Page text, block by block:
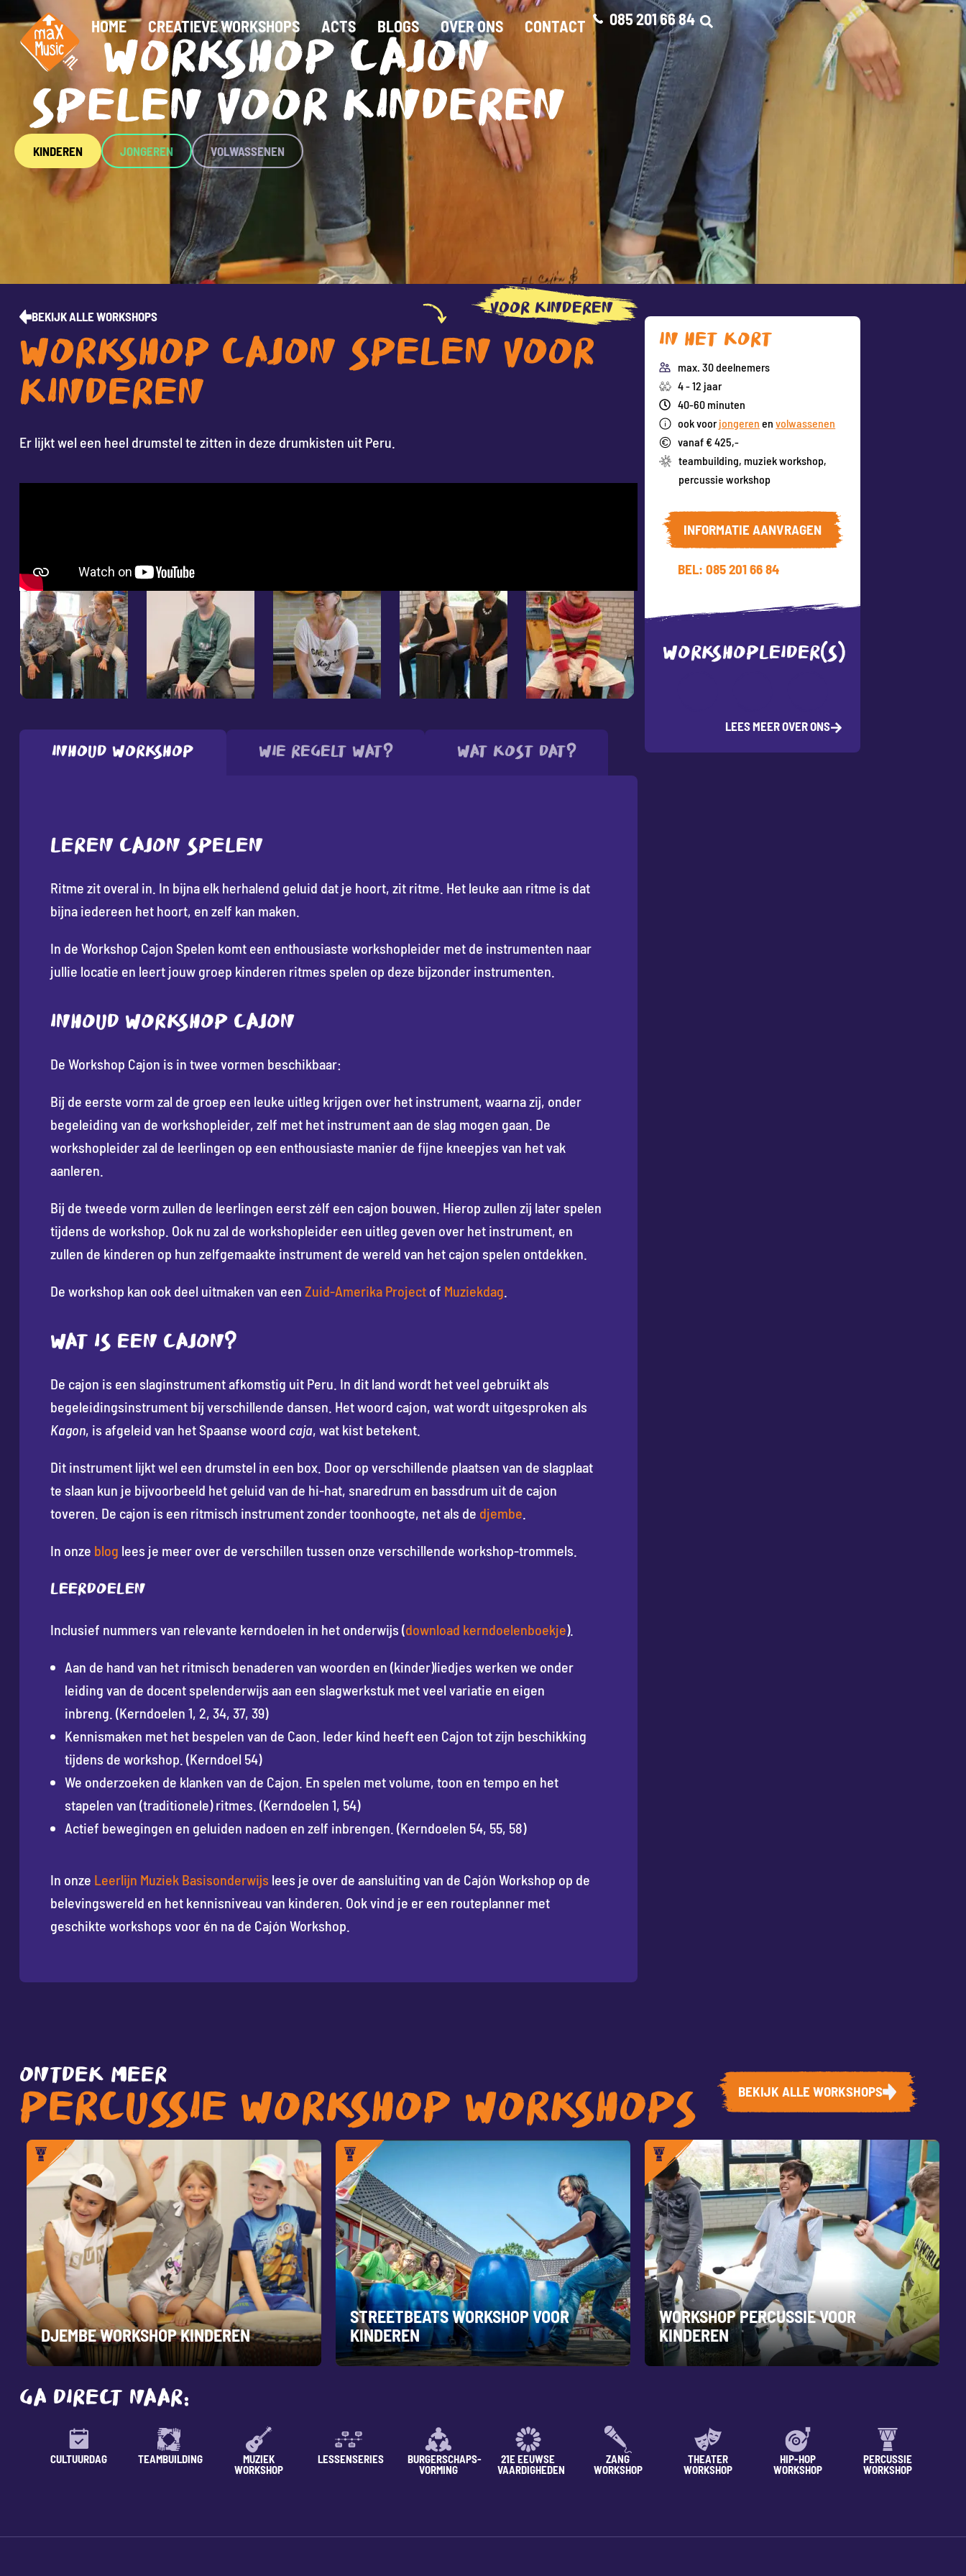
HOME CREATIEVE WORKSHOPS ACTS BLOGS OVER ONS CONTACT 085 201 66 84
WORKSHOP CAJON
SPELEN VOOR KINDEREN
KINDEREN JONGEREN VOLWASSENEN
BEKIJK ALLE WORKSHOPS VOOR KINDEREN
WORKSHOP CAJON SPELEN VOOR
KINDEREN
Er lijkt wel een heel drumstel te zitten in deze drumkisten uit Peru.
Inhoud workshop Wie regelt wat? Wat kost dat?
LEREN CAJON SPELEN
Ritme zit overal in. In bijna elk herhalend geluid dat je hoort, zit ritme. Het leuke aan ritme is dat
bijna iedereen het hoort, en zelf kan maken.
In de Workshop Cajon Spelen komt een enthousiaste workshopleider met de instrumenten naar
jullie locatie en leert jouw groep kinderen ritmes spelen op deze bijzonder instrumenten.
INHOUD WORKSHOP CAJON
De Workshop Cajon is in twee vormen beschikbaar:
Bij de eerste vorm zal de groep een leuke uitleg krijgen over het instrument, waarna zij, onder
begeleiding van de workshopleider, zelf met het instrument aan de slag mogen gaan. De
workshopleider zal de leerlingen op een enthousiaste manier de fijne kneepjes van het vak
aanleren.
Bij de tweede vorm zullen de leerlingen eerst zélf een cajon bouwen. Hierop zullen zij later spelen
tijdens de workshop. Ook nu zal de workshopleider een uitleg geven over het instrument, en
zullen de kinderen op hun zelfgemaakte instrument de wereld van het cajon spelen ontdekken.
De workshop kan ook deel uitmaken van een Zuid-Amerika Projectof Muziekdag
WAT IS EEN CAJON?
De cajon is een slaginstrument afkomstig uit Peru. In dit land wordt het veel gebruikt als
begeleidingsinstrument bij verschillende dansen. Het woord cajon, wat wordt uitgesproken als
Kagon, is afgeleid van het Spaanse woord caja, wat kist betekent.
Dit instrument lijkt wel een drumstel in een box. Door op verschillende plaatsen van de slagplaat
te slaan kun je bijvoorbeeld het geluid van de hi-hat, snaredrum en bassdrum uit de cajon
toveren. De cajon is een ritmisch instrument zonder toonhoogte, net als de djembe
In onze blog lees je meer over de verschillen tussen onze verschillende workshop-trommels.
Leerdoelen
Inclusief nummers van relevante kerndoelen in het onderwijs (download kerndoelenboekje).
Aan de hand van het ritmisch benaderen van woorden en (kinder)liedjes werken we onder
leiding van de docent spelenderwijs aan een slagwerkstuk met veel variatie en eigen
inbreng. (Kerndoelen 1, 2, 34, 37, 39)
Kennismaken met het bespelen van de Caon. Ieder kind heeft een Cajon tot zijn beschikking
tijdens de workshop. (Kerndoel 54)
We onderzoeken de klanken van de Cajon. En spelen met volume, toon en tempo en het
stapelen van (traditionele) ritmes. (Kerndoelen 1, 54)
Actief bewegingen en geluiden nadoen en zelf inbrengen. (Kerndoelen 54, 55, 58)
In onze Leerlijn Muziek Basisonderwijs lees je over de aansluiting van de Cajón Workshop op de
belevingswereld en het kennisniveau van kinderen. Ook vind je er een routeplanner met
geschikte workshops voor én na de Cajón Workshop.
In het kort
max. 30 deelnemers
4 - 12 jaar
40-60 minuten
ook voorjongeren envolwassenen
vanaf € 425,-
teambuilding, muziek workshop,
percussie workshop
INFORMATIE AANVRAGEN
BEL: 085 201 66 84
WORKSHOPLEIDER(S)
LEES MEER OVER ONS
ONTDEK MEER
PERCUSSIE WORKSHOP WORKSHOPS BEKIJK ALLE WORKSHOPS
DJEMBE WORKSHOP KINDEREN
STREETBEATS WORKSHOP VOOR
KINDEREN
WORKSHOP PERCUSSIE VOOR
KINDEREN
GA DIRECT NAAR:
CULTUURDAG TEAMBUILDING
MUZIEK
WORKSHOP
LESSENSERIES
BURGERSCHAPS-
VORMING
21E EEUWSE
VAARDIGHEDEN
ZANG
WORKSHOP
THEATER
WORKSHOP
HIP-HOP
WORKSHOP
PERCUSSIE
WORKSHOP